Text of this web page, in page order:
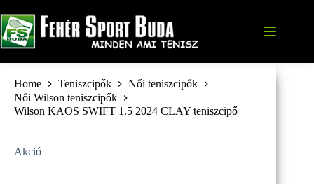
to
content
Home Teniszcipők
Női teniszcipők
Női Wilson teniszcipők
Wilson KAOS SWIFT 1.5 2024 CLAY teniszcipő
Akció